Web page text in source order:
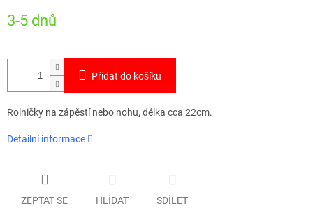
cena:
3-5 dnů
Přidat do košíku
Rolničky na zápěstí nebo nohu, délka cca 22cm.
Detailní informace
ZEPTAT SE HLÍDAT SDÍLET